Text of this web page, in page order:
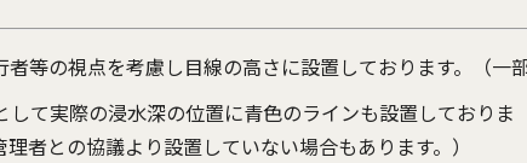
等の視点を考慮し目線の高さに設置しております。（一
て実際の浸水深の位置に青色のラインも設置しておりま
置していない場合もあります。）